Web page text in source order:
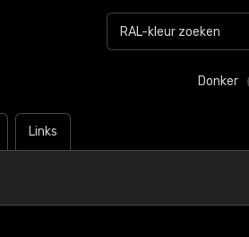
Donker
Links